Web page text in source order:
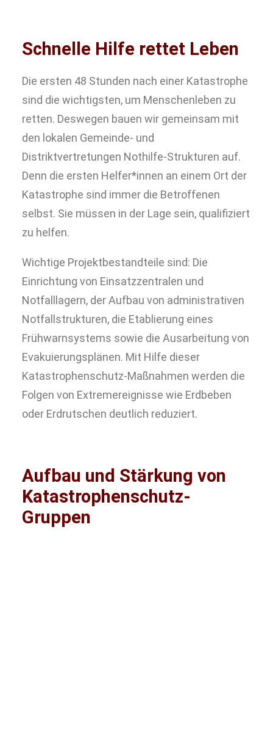
Schnelle Hilfe rettet Leben
Die ersten 48 Stunden nach einer Katastrophe
sind die wichtigsten, um Menschenleben zu
retten. Deswegen bauen wir gemeinsam mit
den lokalen Gemeinde- und
Distriktvertretungen Nothilfe-Strukturen auf.
Denn die ersten Helfer*innen an einem Ort der
Katastrophe sind immer die Betroffenen
selbst. Sie müssen in der Lage sein, qualifiziert
zu helfen.
Wichtige Projektbestandteile sind: Die
Einrichtung von Einsatzzentralen und
Notfalllagern, der Aufbau von administrativen
Notfallstrukturen, die Etablierung eines
Frühwarnsystems sowie die Ausarbeitung von
Evakuierungsplänen. Mit Hilfe dieser
Katastrophenschutz-Maßnahmen werden die
Folgen von Extremereignisse wie Erdbeben
oder Erdrutschen deutlich reduziert.
Aufbau und Stärkung von
Katastrophenschutz-
Gruppen